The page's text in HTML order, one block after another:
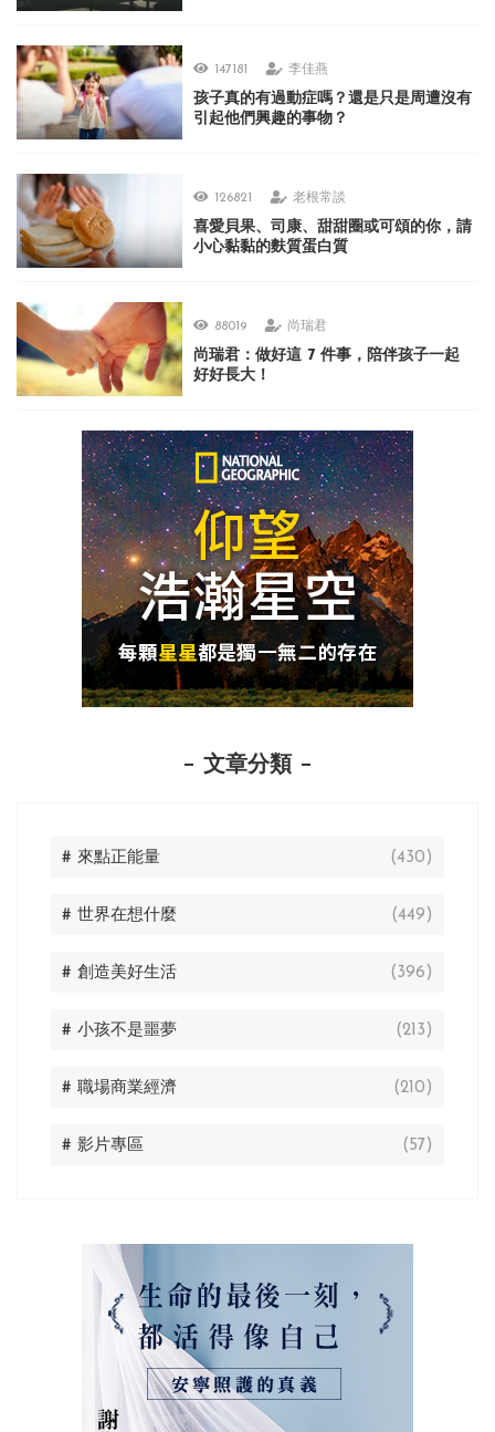
147181 李佳燕
孩子真的有過動症嗎？還是只是周遭沒有
引起他們興趣的事物？
126821 老根常談
喜愛貝果、司康、甜甜圈或可頌的你，請
小心黏黏的麩質蛋白質
88019 尚瑞君
尚瑞君：做好這 7 件事，陪伴孩子一起
好好長大！
文章分類
# 來點正能量 (430)
# 世界在想什麼 (449)
# 創造美好生活 (396)
# 小孩不是噩夢 (213)
# 職場商業經濟 (210)
# 影片專區 (57)